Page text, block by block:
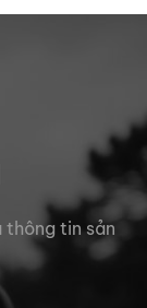
tin sản